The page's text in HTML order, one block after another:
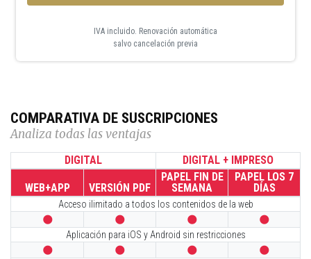
IVA incluido. Renovación automática
salvo cancelación previa
COMPARATIVA DE SUSCRIPCIONES
Analiza todas las ventajas
DIGITAL DIGITAL + IMPRESO
WEB+APP VERSIÓN PDF
PAPEL FIN DE
SEMANA
PAPEL LOS 7
DÍAS
Acceso ilimitado a todos los contenidos de la web
   
Aplicación para iOS y Android sin restricciones
   